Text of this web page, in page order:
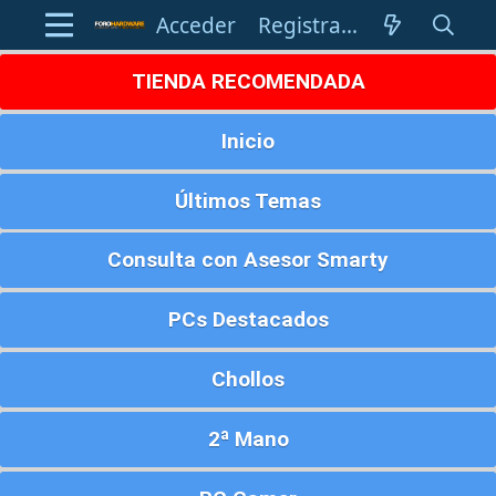
Acceder Registrarse
TIENDA RECOMENDADA
Inicio
Últimos Temas
Consulta con Asesor Smarty
PCs Destacados
Chollos
2ª Mano